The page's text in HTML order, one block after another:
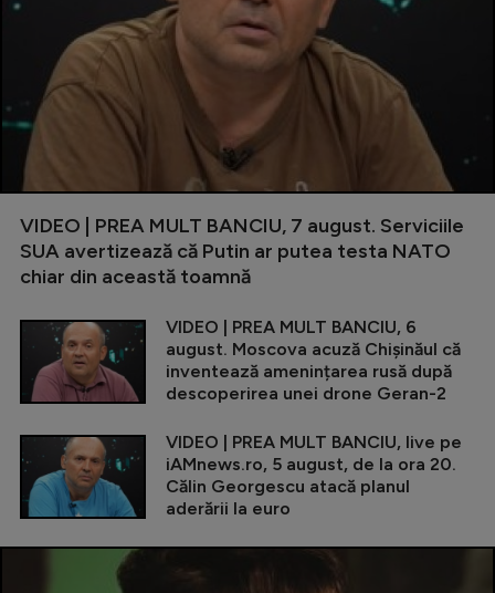
VIDEO | PREA MULT BANCIU, 7 august. Serviciile
SUA avertizează că Putin ar putea testa NATO
chiar din această toamnă
VIDEO | PREA MULT BANCIU, 6
august. Moscova acuză Chișinăul că
inventează amenințarea rusă după
descoperirea unei drone Geran-2
VIDEO | PREA MULT BANCIU, live pe
iAMnews.ro, 5 august, de la ora 20.
Călin Georgescu atacă planul
aderării la euro